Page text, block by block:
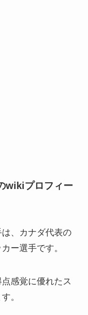
wikiプロフィー
、カナダ代表の
ー選手です。
感覚に優れたス
。